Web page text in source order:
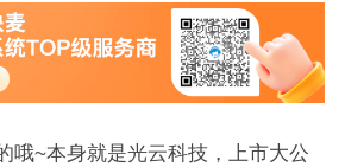
哦~本身就是光云科技，上市大公